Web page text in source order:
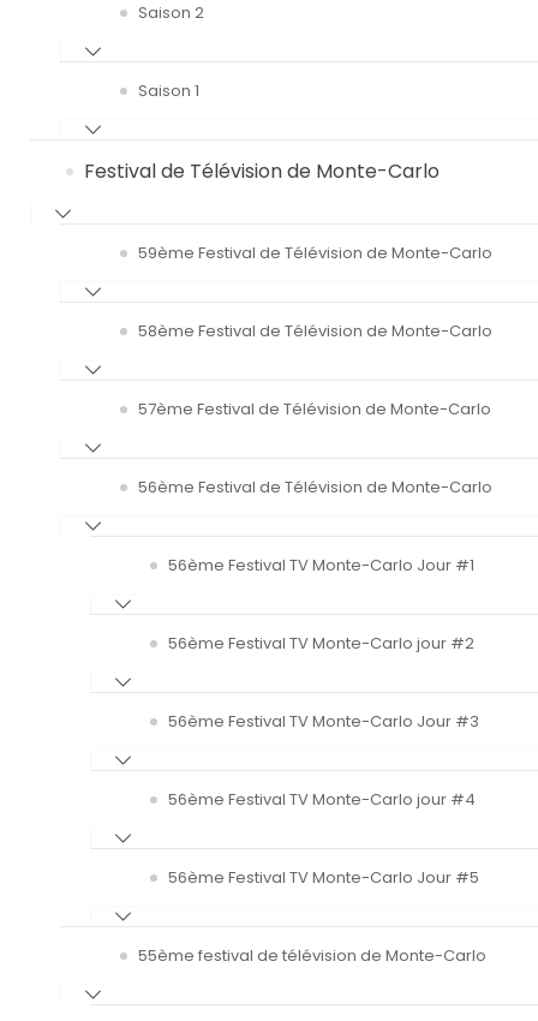
Saison 2
Saison 1
Festival de Télévision de Monte-Carlo
59ème Festival de Télévision de Monte-Carlo
58ème Festival de Télévision de Monte-Carlo
57ème Festival de Télévision de Monte-Carlo
56ème Festival de Télévision de Monte-Carlo
56ème Festival TV Monte-Carlo Jour #1
56ème Festival TV Monte-Carlo jour #2
56ème Festival TV Monte-Carlo Jour #3
56ème Festival TV Monte-Carlo jour #4
56ème Festival TV Monte-Carlo Jour #5
55ème festival de télévision de Monte-Carlo